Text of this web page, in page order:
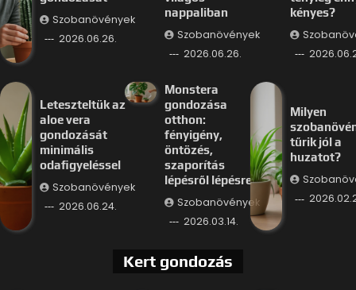
Szobanövények
2026.06.26.
nappaliban
Szobanövények
2026.06.26.
kényes?
Leteszteltük az
aloe vera
gondozását
minimális
odafigyeléssel
Szobanövények
2026.06.24.
Monstera
gondozása
otthon:
fényigény,
öntözés,
szaporítás
lépésről lépésre
Szobanövények
2026.03.14.
Milyen
tűrik jól a
huzatot?
Kert gondozás